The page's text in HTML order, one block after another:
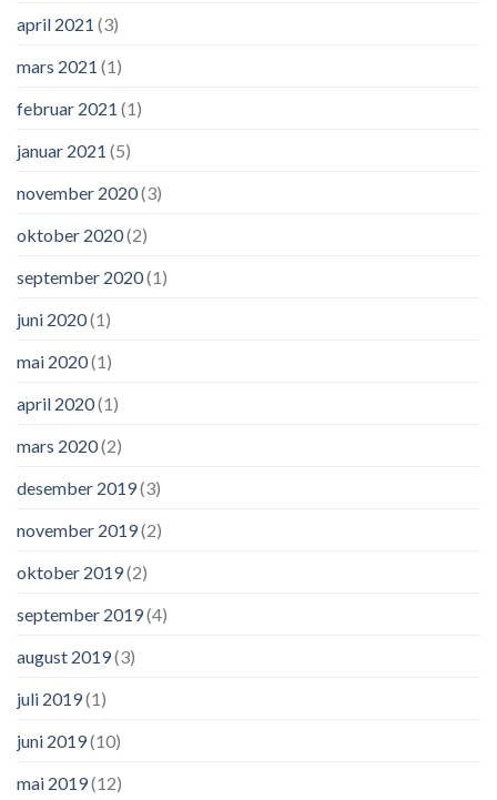
april 2021 (3)
mars 2021 (1)
februar 2021 (1)
januar 2021 (5)
november 2020(3)
oktober 2020(2)
september 2020(1)
juni 2020(1)
mai 2020(1)
april 2020(1)
mars 2020(2)
desember 2019(3)
november 2019(2)
oktober 2019(2)
september 2019(4)
august 2019(3)
juli 2019(1)
juni 2019(10)
mai 2019(12)